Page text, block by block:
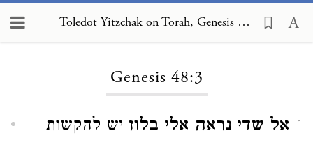
Toledot Yitzchak on Torah, Genesis 48:3
Genesis 48:3
1 אל שדי נראה אלי בלוז יש להקשות